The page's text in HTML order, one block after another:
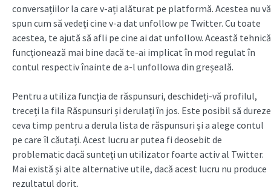
conversațiilor la care v-ați alăturat pe platformă. Acestea nu vă
spun cum să vedeți cine v-a dat unfollow pe Twitter. Cu toate
acestea, te ajută să afli pe cine ai dat unfollow. Această tehnică
funcționează mai bine dacă te-ai implicat în mod regulat în
contul respectiv înainte de a-l unfollowa din greșeală.
Pentru a utiliza funcția de răspunsuri, deschideți-vă profilul,
treceți la fila Răspunsuri și derulați în jos. Este posibil să dureze
ceva timp pentru a derula lista de răspunsuri și a alege contul
pe care îl căutați. Acest lucru ar putea fi deosebit de
problematic dacă sunteți un utilizator foarte activ al Twitter.
Mai există și alte alternative utile, dacă acest lucru nu produce
rezultatul dorit.